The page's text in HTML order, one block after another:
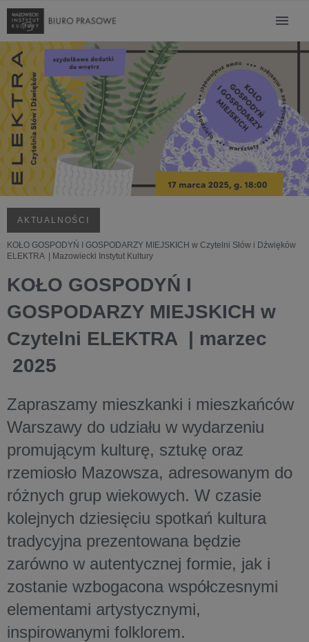
AKTUALNOŚCI
KOŁO GOSPODYŃ I GOSPODARZY MIEJSKICH w Czytelni Słów i Dźwięków
ELEKTRA | Mazowiecki Instytut Kultury
KOŁO GOSPODYŃ I
GOSPODARZY MIEJSKICH w
Czytelni ELEKTRA | marzec
2025
Zapraszamy mieszkanki i mieszkańców
Warszawy do udziału w wydarzeniu
promującym kulturę, sztukę oraz
rzemiosło Mazowsza, adresowanym do
różnych grup wiekowych. W czasie
kolejnych dziesięciu spotkań kultura
tradycyjna prezentowana będzie
zarówno w autentycznej formie, jak i
zostanie wzbogacona współczesnymi
elementami artystycznymi,
inspirowanymi folklorem.